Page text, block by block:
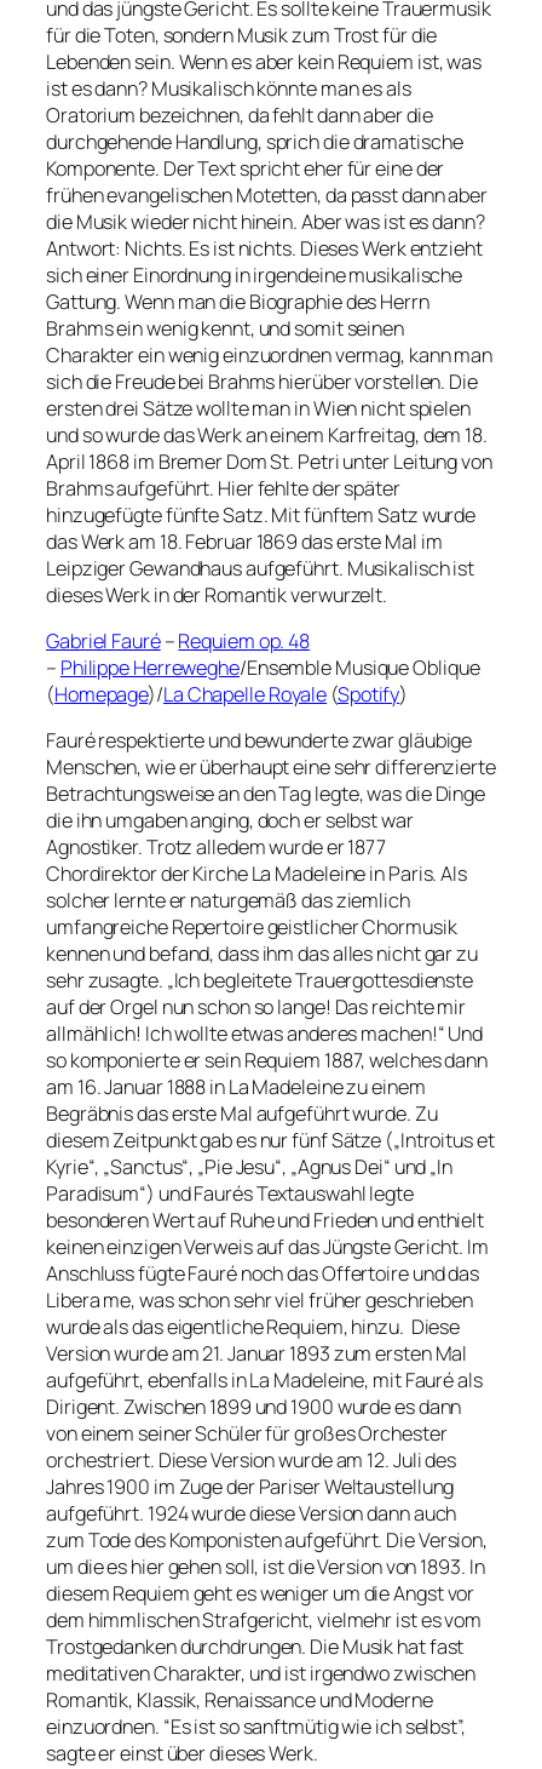
und das jüngste Gericht. Es sollte keine Trauermusik
für die Toten, sondern Musik zum Trost für die
Lebenden sein. Wenn es aber kein Requiem ist, was
ist es dann? Musikalisch könnte man es als
Oratorium bezeichnen, da fehlt dann aber die
durchgehende Handlung, sprich die dramatische
Komponente. Der Text spricht eher für eine der
frühen evangelischen Motetten, da passt dann aber
die Musik wieder nicht hinein. Aber was ist es dann?
Antwort: Nichts. Es ist nichts. Dieses Werk entzieht
sich einer Einordnung in irgendeine musikalische
Gattung. Wenn man die Biographie des Herrn
Brahms ein wenig kennt, und somit seinen
Charakter ein wenig einzuordnen vermag, kann man
sich die Freude bei Brahms hierüber vorstellen. Die
ersten drei Sätze wollte man in Wien nicht spielen
und so wurde das Werk an einem Karfreitag, dem 18.
April 1868 im Bremer Dom St. Petri unter Leitung von
Brahms aufgeführt. Hier fehlte der später
hinzugefügte fünfte Satz. Mit fünftem Satz wurde
das Werk am 18. Februar 1869 das erste Mal im
Leipziger Gewandhaus aufgeführt. Musikalisch ist
dieses Werk in der Romantik verwurzelt.
Gabriel Fauré–Requiem op. 48
– Philippe Herreweghe/Ensemble Musique Oblique
(Homepage)/La Chapelle Royale (Spotify)
Fauré respektierte und bewunderte zwar gläubige
Menschen, wie er überhaupt eine sehr differenzierte
Betrachtungsweise an den Tag legte, was die Dinge
die ihn umgaben anging, doch er selbst war
Agnostiker. Trotz alledem wurde er 1877
Chordirektor der Kirche La Madeleine in Paris. Als
solcher lernte er naturgemäß das ziemlich
umfangreiche Repertoire geistlicher Chormusik
kennen und befand, dass ihm das alles nicht gar zu
sehr zusagte. „Ich begleitete Trauergottesdienste
auf der Orgel nun schon so lange! Das reichte mir
allmählich! Ich wollte etwas anderes machen!“ Und
so komponierte er sein Requiem 1887, welches dann
am 16. Januar 1888 in La Madeleine zu einem
Begräbnis das erste Mal aufgeführt wurde. Zu
diesem Zeitpunkt gab es nur fünf Sätze („Introitus et
Kyrie“, „Sanctus“, „Pie Jesu“, „Agnus Dei“ und „In
Paradisum“) und Faurés Textauswahl legte
besonderen Wert auf Ruhe und Frieden und enthielt
keinen einzigen Verweis auf das Jüngste Gericht. Im
Anschluss fügte Fauré noch das Offertoire und das
Libera me, was schon sehr viel früher geschrieben
wurde als das eigentliche Requiem, hinzu. Diese
Version wurde am 21. Januar 1893 zum ersten Mal
aufgeführt, ebenfalls in La Madeleine, mit Fauré als
Dirigent. Zwischen 1899 und 1900 wurde es dann
von einem seiner Schüler für großes Orchester
orchestriert. Diese Version wurde am 12. Juli des
Jahres 1900 im Zuge der Pariser Weltaustellung
aufgeführt. 1924 wurde diese Version dann auch
zum Tode des Komponisten aufgeführt. Die Version,
um die es hier gehen soll, ist die Version von 1893. In
diesem Requiem geht es weniger um die Angst vor
dem himmlischen Strafgericht, vielmehr ist es vom
Trostgedanken durchdrungen. Die Musik hat fast
meditativen Charakter, und ist irgendwo zwischen
Romantik, Klassik, Renaissance und Moderne
einzuordnen. “Es ist so sanftmütig wie ich selbst”,
sagte er einst über dieses Werk.